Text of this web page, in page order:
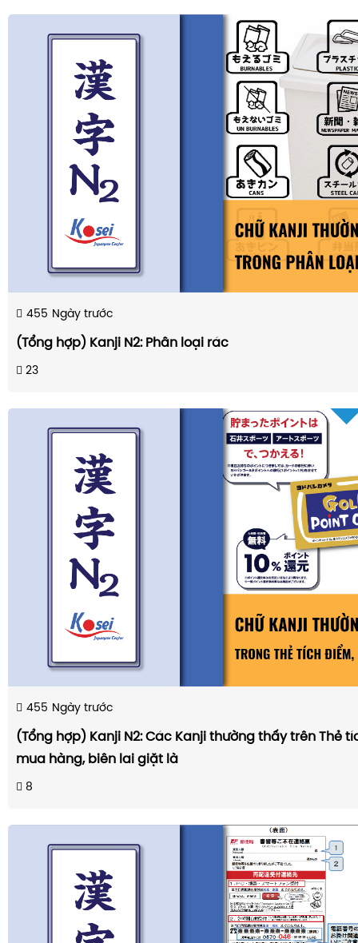
455 Ngày trước
(Tổng hợp) Kanji N2: Phân loại rác
23
455 Ngày trước
(Tổng hợp) Kanji N2: Các Kanji thường thấy trên Thẻ
mua hàng, biên lai giặt là
8